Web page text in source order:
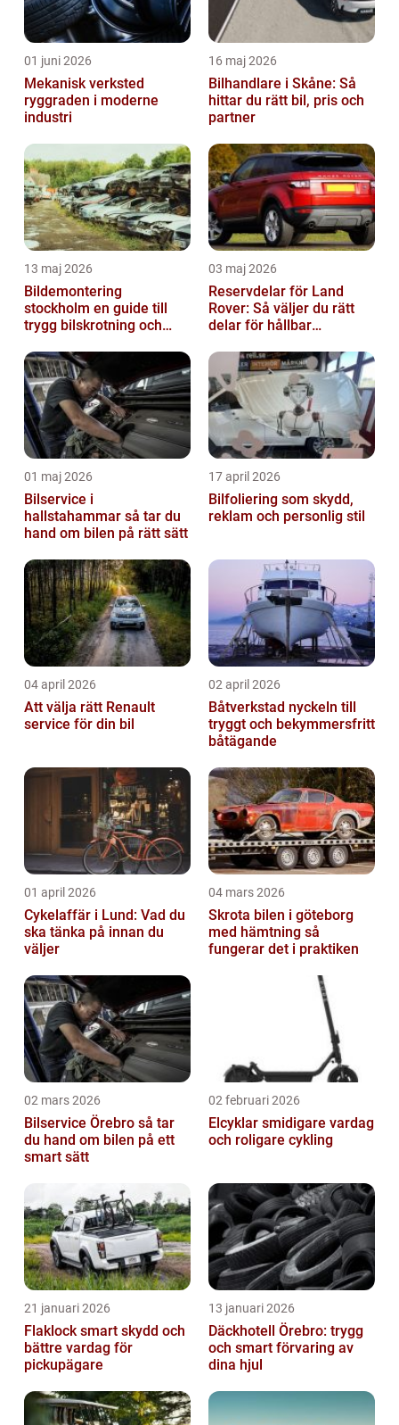
01 juni 2026
Mekanisk verksted
ryggraden i moderne
industri
16 maj 2026
Bilhandlare i Skåne: Så
hittar du rätt bil, pris och
partner
13 maj 2026
Bildemontering
stockholm en guide till
trygg bilskrotning och
03 maj 2026
Reservdelar för Land
Rover: Så väljer du rätt
delar för hållbar
01 maj 2026
Bilservice i
hallstahammar så tar du
hand om bilen på rätt sätt
17 april 2026
Bilfoliering som skydd,
reklam och personlig stil
04 april 2026
Att välja rätt Renault
service för din bil
02 april 2026
Båtverkstad nyckeln till
tryggt och bekymmersfritt
båtägande
01 april 2026
Cykelaffär i Lund: Vad du
ska tänka på innan du
väljer
04 mars 2026
Skrota bilen i göteborg
med hämtning så
fungerar det i praktiken
02 mars 2026
Bilservice Örebro så tar
du hand om bilen på ett
smart sätt
02 februari 2026
Elcyklar smidigare vardag
och roligare cykling
21 januari 2026
Flaklock smart skydd och
bättre vardag för
pickupägare
13 januari 2026
Däckhotell Örebro: trygg
och smart förvaring av
dina hjul